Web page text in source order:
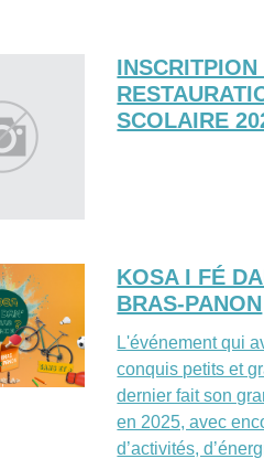
SCOLAIRE
KOSA I FÉ
BRAS-PANON
L'événement qui
conquis petits et
dernier fait son
en 2025, avec
d’activités,